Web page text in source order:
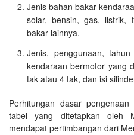
Jenis bahan bakar
solar, bensin, gas, listrik,
bakar lainnya.
Jenis, penggunaan,
kendaraan bermotor yang
tak atau 4 tak, dan isi
Perhitungan dasar
tabel yang ditetapkan oleh
mendapat pertimbangan dari